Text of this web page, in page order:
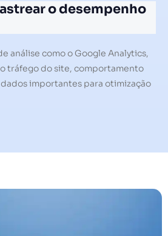
o desempenho
análise como o Google Analytics,
tráfego do site, comportamento
importantes para otimização